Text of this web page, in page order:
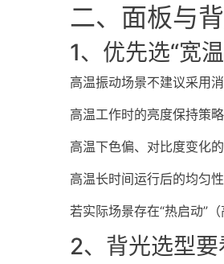
二、面板与
1、优先选“宽
高温振动场景不建议采用
高温工作时的亮度保持策
高温下色偏、对比度变化
高温长时间运行后的均匀
若实际场景存在“热启动”
2、背光选型